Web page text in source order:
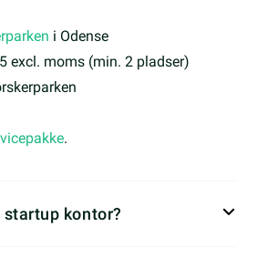
i Odense
excl. moms (min. 2 pladser)
.
kontor?